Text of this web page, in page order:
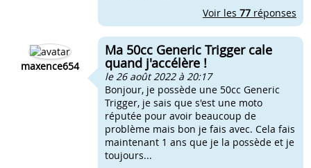
Voir les 77 réponses
maxence654
Ma 50cc Generic Trigger cale
quand j'accélère !
le 26 août 2022 à 20:17
Bonjour, je possède une 50cc Generic
Trigger, je sais que s'est une moto
réputée pour avoir beaucoup de
problème mais bon je fais avec. Cela fais
maintenant 1 ans que je la possède et je
toujours...